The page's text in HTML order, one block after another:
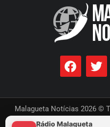
Malagueta Notícias 2026 ©
Rádio Malagueta